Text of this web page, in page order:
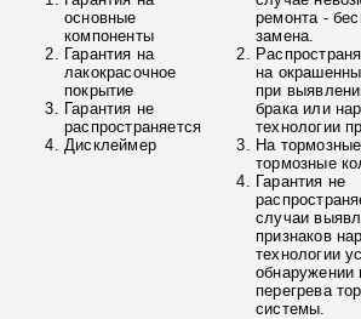
основные
компоненты
Гарантия на
лакокрасочное
покрытие
Гарантия не
распространяется
Дисклеймер
ремонта -
замена.
на
при
брака или
технологии
На
тормозные
Гарантия не
случаи
признаков
технологии
обнаружении
перегрева
системы.